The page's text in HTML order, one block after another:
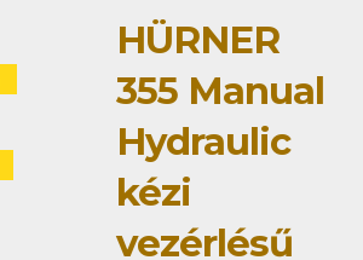
HÜRNER
355 Manual
Hydraulic
kézi
vezérlésű